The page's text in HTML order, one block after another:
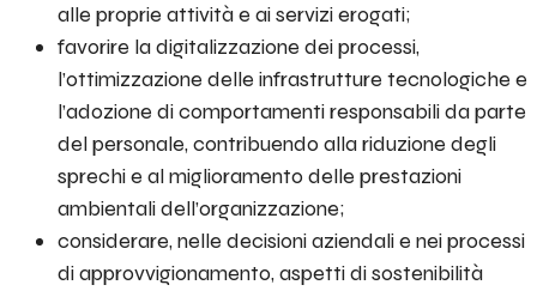
alle proprie attività e ai servizi erogati;
favorire la digitalizzazione dei processi,
l’ottimizzazione delle infrastrutture tecnologiche e
l’adozione di comportamenti responsabili da parte
del personale, contribuendo alla riduzione degli
sprechi e al miglioramento delle prestazioni
ambientali dell’organizzazione;
considerare, nelle decisioni aziendali e nei processi
di approvvigionamento, aspetti di sostenibilità